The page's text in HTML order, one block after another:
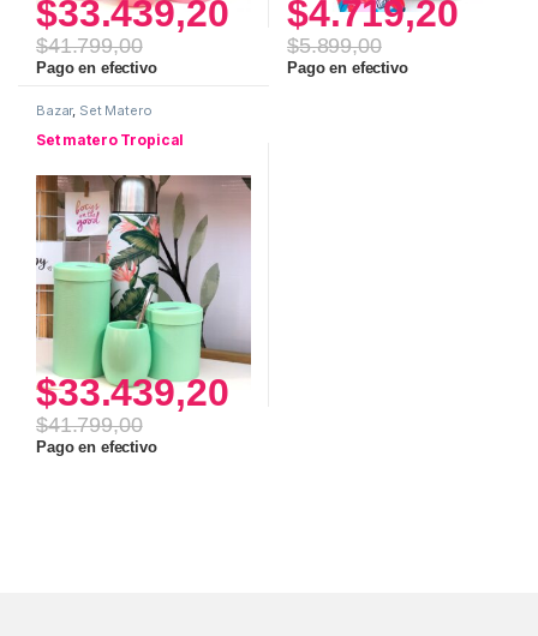
$33.439,20
$41.799,00
Pago en efectivo
$4.719,20
$5.899,00
Pago en efectivo
Bazar, Set Matero
Set matero Tropical
$33.439,20
$41.799,00
Pago en efectivo